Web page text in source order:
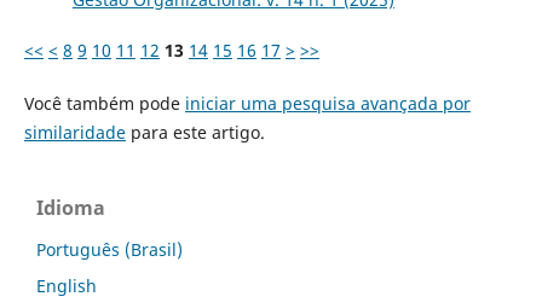
<< < 8 9 10 11 12 13 14 15 16 17 > >>
Você também pode iniciar uma pesquisa avançada por
similaridadepara este artigo.
Idioma
Português (Brasil)
English